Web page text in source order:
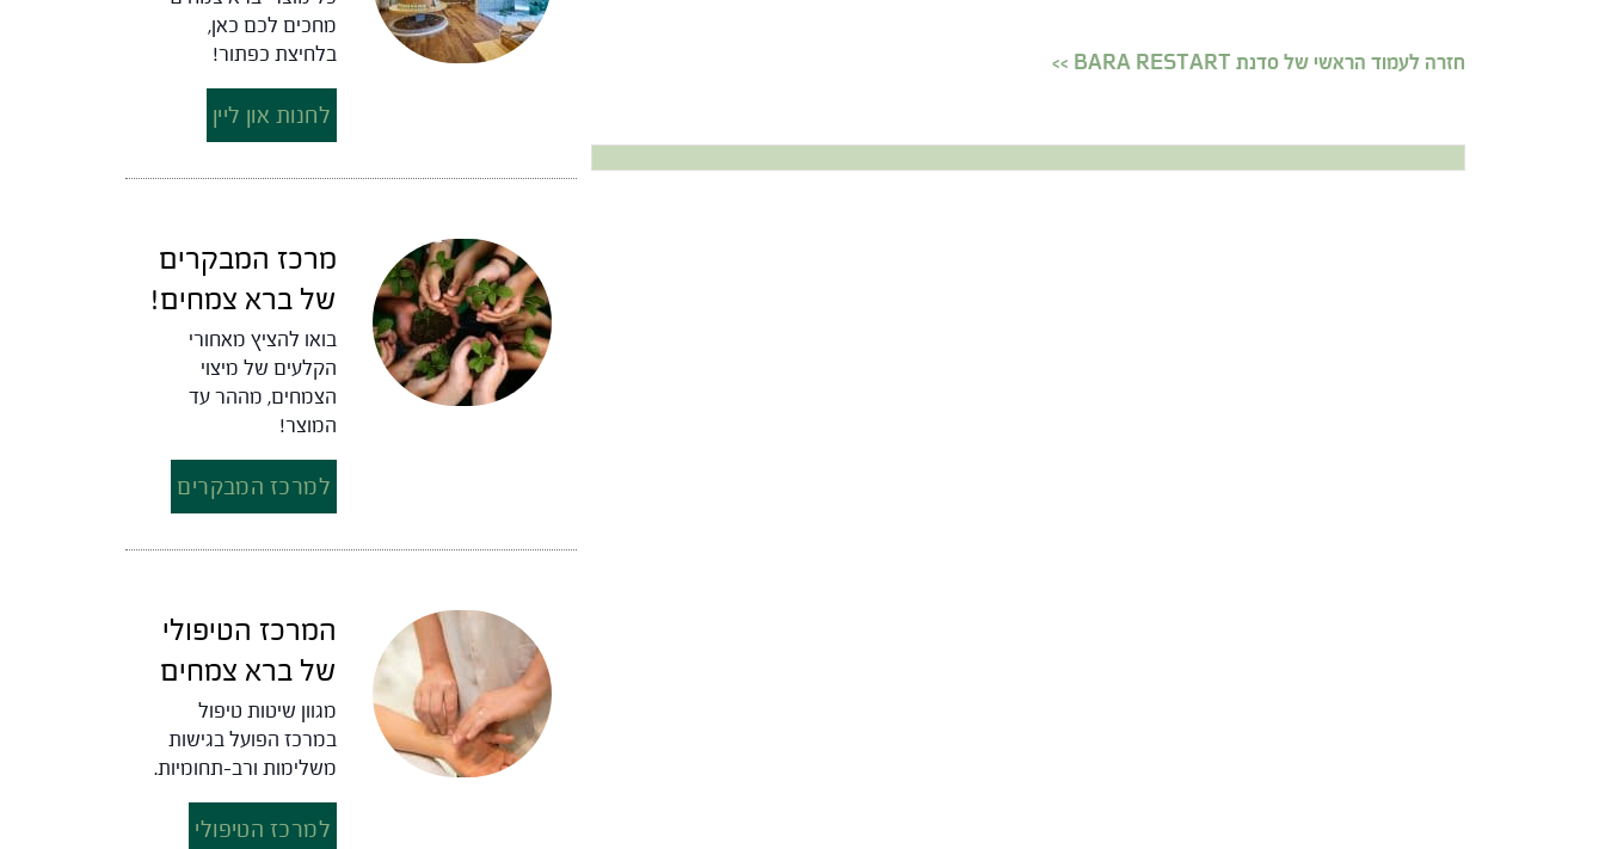
חזרה לעמוד הראשי של סדנת BARA RESTART >>
מחכים לכם כאן,
בלחיצת כפתור!
לחנות און ליין
מרכז המבקרים
של ברא צמחים!
בואו להציץ מאחורי
הקלעים של מיצוי
הצמחים, מההר עד
המוצר!
למרכז המבקרים
המרכז הטיפולי
של ברא צמחים
מגוון שיטות טיפול
במרכז הפועל בגישות
משלימות ורב-תחומיות.
למרכז הטיפולי